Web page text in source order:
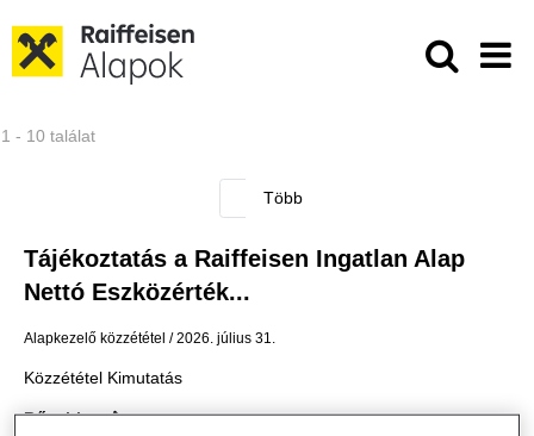
Közzétételek - Raiffeisen
1 - 10 találat
Tájékoztatás a Raiffeisen Ingatlan Alap
Nettó Eszközérték...
Alapkezelő közzététel 2026. július 31.
Közzététel Kimutatás
Bővebben